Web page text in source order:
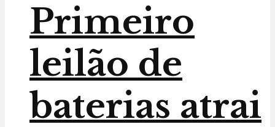
Primeiro
leilão de
baterias atrai